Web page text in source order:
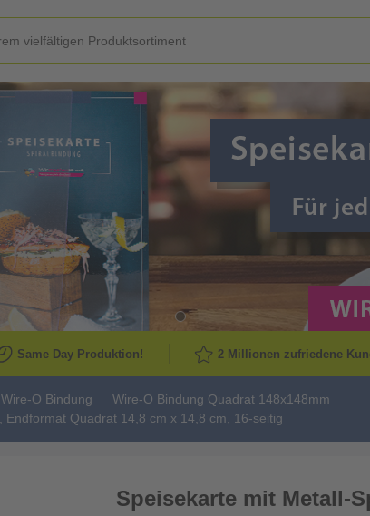
Same Day Produktion! 2 Millionen zufriedene
O Bindung
Wire-O Bindung Quadrat 148x148mm
Quadrat 14,8 cm x 14,8 cm, 16-seitig
Speisekarte mit Metall-